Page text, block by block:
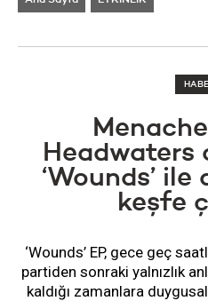
Headwaters
‘Wounds’
keşfe
‘Wounds’ EP, gece geç
partiden sonraki yalnızlık
kaldığı zamanlara